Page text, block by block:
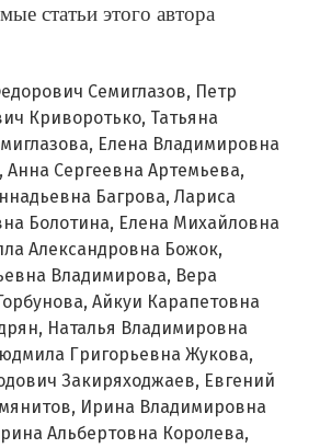
статьи этого автора
Семиглазов, Петр
Криворотько, Татьяна
Елена Владимировна
Анна Сергеевна Артемьева,
Багрова, Лариса
Болотина, Елена Михайловна
Александровна Божок,
Владимирова, Вера
Айкуи Карапетовна
Наталья Владимировна
Григорьевна Жукова,
Закиряходжаев, Евгений
Ирина Владимировна
Альбертовна Королева,